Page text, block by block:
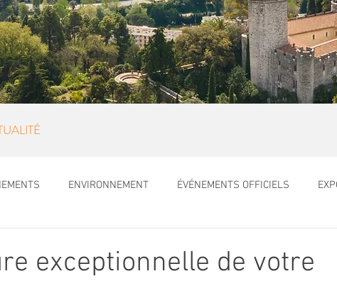
ENVIRONNEMENT ÉVÉNEMENTS OFFICIELS
exceptionnelle de votre